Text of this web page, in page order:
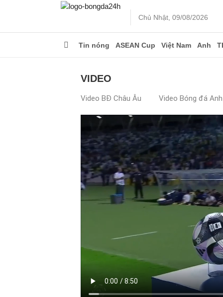
Chủ Nhật, 09/08/2026
Tin nóng ASEAN Cup Việt Nam Anh
VIDEO
Video BĐ Châu Âu Video Bóng đá Anh